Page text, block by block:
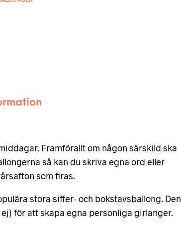
Framförallt om någon särskild ska
så kan du skriva egna ord eller
som firas.
stora siffer- och bokstavsballong. Den
för att skapa egna personliga girlanger.